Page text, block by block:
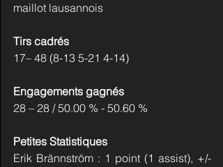
maillot lausannois
Tirs cadrés
17– 48 (8-13 5-21 4-14)
Engagements gagnés
28 – 28 / 50.00 % - 50.60 %
Petites Statistiques
Erik Brännström : 1 point (1 assist), +/-